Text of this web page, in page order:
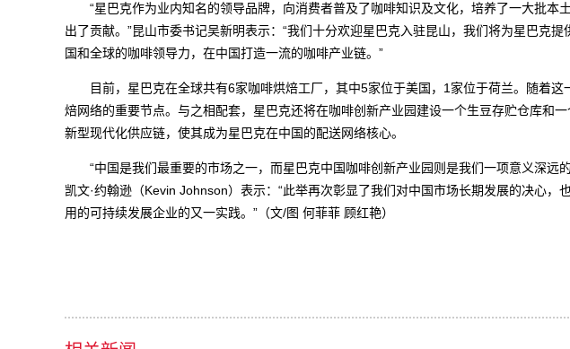
“星巴克作为业内知名的领导品牌，向消费者普及了咖啡知识及文化，培养了一大批本
出了贡献。”昆山市委书记吴新明表示：“我们十分欢迎星巴克入驻昆山，我们将为星巴克
国和全球的咖啡领导力，在中国打造一流的咖啡产业链。”
目前，星巴克在全球共有6家咖啡烘焙工厂，其中5家位于美国，1家位于荷兰。随着这
焙网络的重要节点。与之相配套，星巴克还将在咖啡创新产业园建设一个生豆存贮仓库和
新型现代化供应链，使其成为星巴克在中国的配送网络核心。
“中国是我们最重要的市场之一，而星巴克中国咖啡创新产业园则是我们一项意义深远
凯文·约翰逊（Kevin Johnson）表示：“此举再次彰显了我们对中国市场长期发展的决心，
用的可持续发展企业的又一实践。”（文/图 何菲菲 顾红艳）